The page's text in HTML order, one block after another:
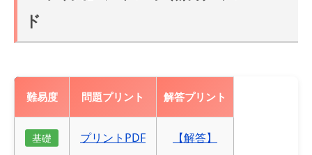
ド
難易度 問題プリント 解答プリント
基礎 プリントPDF 【解答】